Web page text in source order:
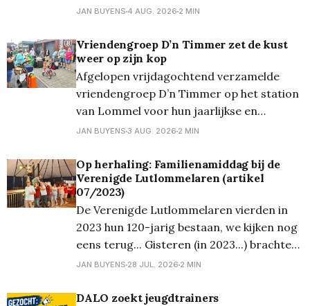
even traditioneel werd van start gegaan
eerst de 1 tot 3-jarigen en nadien de 4 tot
6-jaringen zoveel mogelijk snoep moesten
verzamelen op een parcours (waar
JAN BUYENS 4 AUG. 2026 2 MIN
​Vriendengroep D’n Timmer zet de kust
weer op zijn kop
Afgelopen vrijdagochtend verzamelde
vriendengroep D’n Timmer op het station
van Lommel voor hun jaarlijkse en
inmiddels traditionele uitstap naar de
chocoladebroodjes, knapperige croissants
én voor de liefhebbers al een vloeibaar
ontbijt – de welbekende 'glazen boterham'
– stapte de bende welgemoed de trein op
richting
JAN BUYENS 3 AUG. 2026 2 MIN
Op herhaling: Familienamiddag bij de
Verenigde Lutlommelaren (artikel
07/2023)
De Verenigde Lutlommelaren vierden in
2023 hun 120-jarig bestaan, we kijken nog
eens terug... Gisteren (in 2023...) brachten
we u reeds foto's van de receptie op
wat foto's van het 'Fiets 'm erin'
JAN BUYENS 28 JUL. 2026 2 MIN
DALO zoekt jeugdtrainers